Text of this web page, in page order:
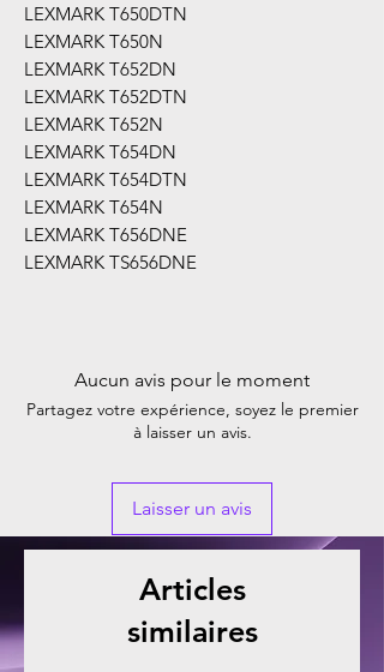
LEXMARK T650DTN
LEXMARK T650N
LEXMARK T652DN
LEXMARK T652DTN
LEXMARK T652N
LEXMARK T654DN
LEXMARK T654DTN
LEXMARK T654N
LEXMARK T656DNE
LEXMARK TS656DNE
Aucun avis pour le moment
Partagez votre expérience, soyez le premier
à laisser un avis.
Laisser un avis
Articles
similaires